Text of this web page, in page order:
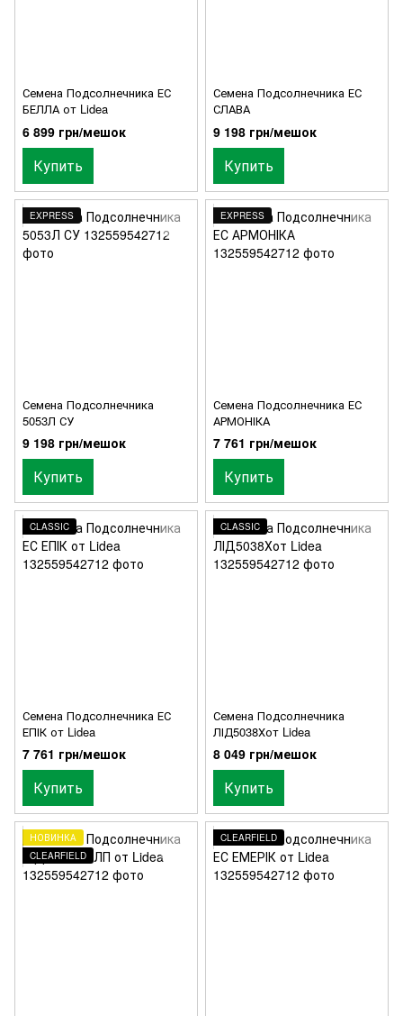
Семена Подсолнечника ЕС
БЕЛЛА от Lidea
6 899 грн/мешок
Купить
Семена Подсолнечника ЕС
СЛАВА
9 198 грн/мешок
Купить
EXPRESS
Семена Подсолнечника
5053Л СУ
9 198 грн/мешок
Купить
EXPRESS
Семена Подсолнечника ЕС
АРМОНІКА
7 761 грн/мешок
Купить
CLASSIC
Семена Подсолнечника ЕС
ЕПІК от Lidea
7 761 грн/мешок
Купить
CLASSIC
Семена Подсолнечника
ЛІД5038Хот Lidea
8 049 грн/мешок
Купить
НОВИНКА
CLEARFIELD
CLEARFIELD